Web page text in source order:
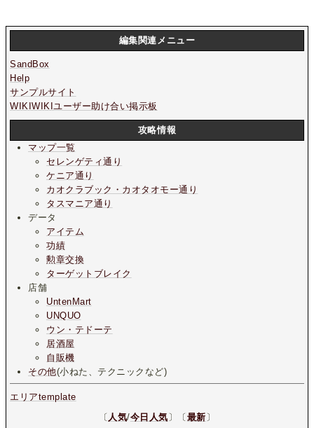
編集関連メニュー
SandBox
Help
サンプルサイト
WIKIWIKIユーザー助け合い掲示板
攻略情報
マップ一覧
セレンゲティ通り
ケニア通り
カオクラブック・カオタオモー通り
タスマニア通り
データ
アイテム
功績
勲章交換
ターゲットブレイク
店舗
UntenMart
UNQUO
ウン・テドーテ
居酒屋
自販機
その他(小ねた、テクニックなど)
エリアtemplate
〔 人気/今日人気 〕〔 最新 〕